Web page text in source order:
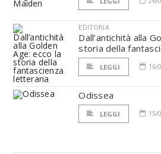
EDITORIA
Dall’antichità alla
storia della
LEGGI 16/
Odissea
LEGGI 15/